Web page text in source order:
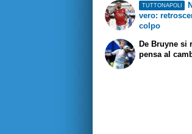
TUTTONAPOLI
vero:
colpo
De Bruyne si
pensa al